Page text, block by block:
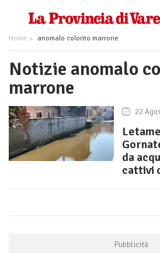
Home anomalo colorito marrone
Notizie anomalo
marrone
22
da
cattivi